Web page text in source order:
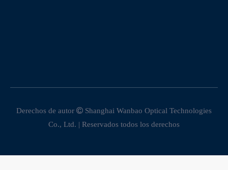
Derechos de autor  Shanghai Wanbao Optical Technologies
Co., Ltd. | Reservados todos los derechos